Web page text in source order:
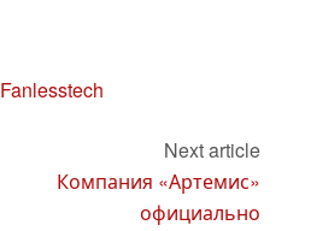
Fanlesstech
Next article
Компания «Артемис»
официально